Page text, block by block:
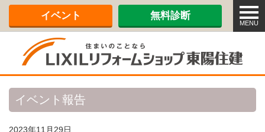
メ
ニ
ュ
MENU
イベント 無料診断
イベント報告
2023年11月29日